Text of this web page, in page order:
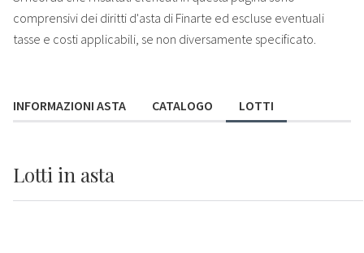
comprensivi dei diritti d'asta di Finarte ed escluse eventuali
tasse e costi applicabili, se non diversamente specificato.
INFORMAZIONI ASTA CATALOGO LOTTI
Lotti in asta